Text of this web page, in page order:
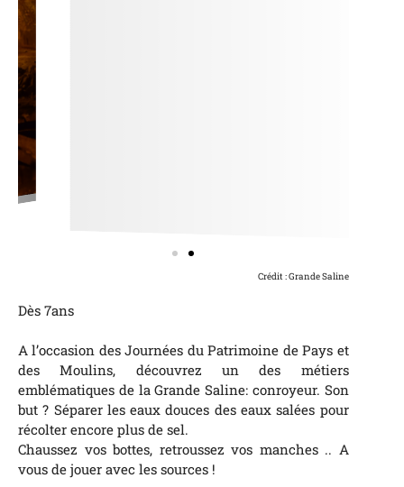
Crédit : Grande Saline
Dès 7ans
A l’occasion des Journées du Patrimoine de Pays et
des Moulins, découvrez un des métiers
emblématiques de la Grande Saline: conroyeur. Son
but ? Séparer les eaux douces des eaux salées pour
récolter encore plus de sel.
Chaussez vos bottes, retroussez vos manches .. A
vous de jouer avec les sources !